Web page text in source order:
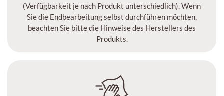
(Verfügbarkeit je nach Produkt unterschiedlich). Wenn
Sie die Endbearbeitung selbst durchführen möchten,
beachten Sie bitte die Hinweise des Herstellers des
Produkts.